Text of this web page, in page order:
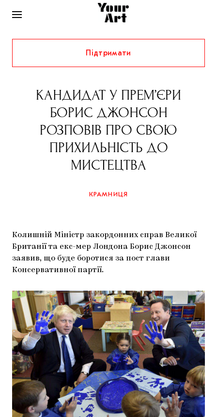
НОВИНИ
ІНТЕРВ’Ю
ХУДОЖНИКИ
КУРАТОРИ
АРХІТЕКТУРА
МУЗИКА
РІДНИЙ КРАЙ
ФЕСТИВАЛІ
САМООРГАНІЗАЦІЇ
ОСВІТА
АРТЦЕНТРИ
СТАТТІ
ВИСТАВКИ
КОМЕНТАРІ
КНИЖКИ І ЖУРНАЛИ
КОЛОНКИ
ЯК ПІДТРИМУВАТИ УКРАЇНСЬКЕ МИСТЕЦТВО
МАРІУПОЛЬСЬКІ МАРГІНАЛІЇ
CARPATHIAN CULT ПРО РІЗДВЯНІ СВЯТА
КРАМНИЦЯ
Підтримати
КАНДИДАТ У ПРЕМ’ЄРИ
БОРИС ДЖОНСОН
РОЗПОВІВ ПРО СВОЮ
ПРИХИЛЬНІСТЬ ДО
МИСТЕЦТВА
КРАМНИЦЯ
Колишній Міністр закордонних справ Великої
Британії та екс-мер Лондона Борис Джонсон
заявив, що буде боротися за пост глави
Консервативної партії.